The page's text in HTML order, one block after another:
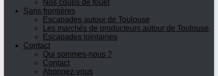
Nos coups de fouet
Sans frontières
Escapades autour de Toulouse
Les marchés de producteurs autour de Toulouse
Escapades lointaines
Contact
Qui sommes-nous ?
Contact
Abonnez-vous